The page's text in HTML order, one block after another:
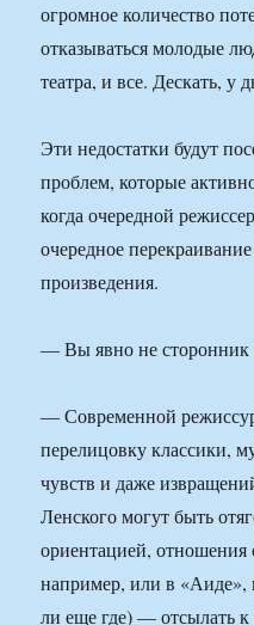
огромное количество
отказываться молодые
театра, и все. Дескать, у
Эти недостатки будут
проблем, которые
когда очередной
очередное
произведения.
― Вы явно не сторонник
― Современной
перелицовку классики,
чувств и даже
Ленского могут быть
ориентацией, отношения
например, или в «Аиде»,
ли еще где) — отсылать